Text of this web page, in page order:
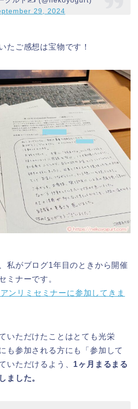
29, 2024
たご感想は宝物です！
私がブログ1年目のときから開催
ミナーです。
ンリミセミナーに参加してきま
いただけたことはとても光栄
も参加される方にも「参加して
いただけるよう、 1ヶ月まるまる
ました。